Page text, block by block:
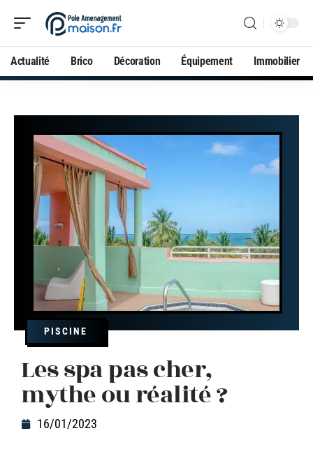
Actualité Brico Décoration Équipement Immobilier
PISCINE
Les spa pas cher,
mythe ou réalité ?
16/01/2023